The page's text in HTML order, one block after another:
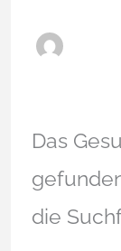
Das
die